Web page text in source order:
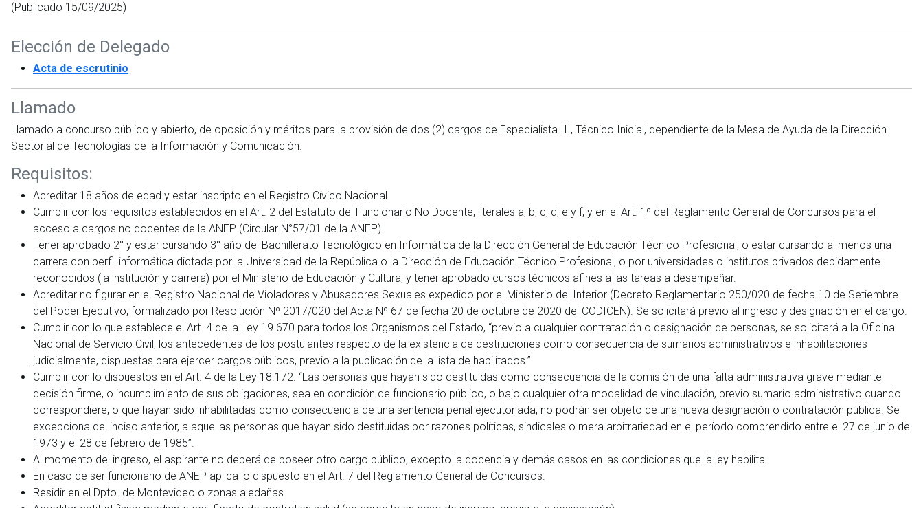
(Publicado 15/09/2025)
Elección de Delegado
Acta de escrutinio
Llamado
Llamado a concurso público y abierto, de oposición y méritos para la provisión de dos (2) cargos de Especialista III, Técnico Inicial, dependiente de la Mesa de Ayuda de la Dirección
Sectorial de Tecnologías de la Información y Comunicación.
Requisitos:
Acreditar 18 años de edad y estar inscripto en el Registro Cívico Nacional.
Cumplir con los requisitos establecidos en el Art. 2 del Estatuto del Funcionario No Docente, literales a, b, c, d, e y f, y en el Art. 1º del Reglamento General de Concursos para el
acceso a cargos no docentes de la ANEP (Circular N°57/01 de la ANEP).
Tener aprobado 2° y estar cursando 3° año del Bachillerato Tecnológico en Informática de la Dirección General de Educación Técnico Profesional; o estar cursando al menos una
carrera con perfil informática dictada por la Universidad de la República o la Dirección de Educación Técnico Profesional, o por universidades o institutos privados debidamente
reconocidos (la institución y carrera) por el Ministerio de Educación y Cultura, y tener aprobado cursos técnicos afines a las tareas a desempeñar.
Acreditar no figurar en el Registro Nacional de Violadores y Abusadores Sexuales expedido por el Ministerio del Interior (Decreto Reglamentario 250/020 de fecha 10 de Setiembre
del Poder Ejecutivo, formalizado por Resolución Nº 2017/020 del Acta Nº 67 de fecha 20 de octubre de 2020 del CODICEN). Se solicitará previo al ingreso y designación en el cargo.
Cumplir con lo que establece el Art. 4 de la Ley 19.670 para todos los Organismos del Estado, “previo a cualquier contratación o designación de personas, se solicitará a la Oficina
Nacional de Servicio Civil, los antecedentes de los postulantes respecto de la existencia de destituciones como consecuencia de sumarios administrativos e inhabilitaciones
judicialmente, dispuestas para ejercer cargos públicos, previo a la publicación de la lista de habilitados.”
Cumplir con lo dispuestos en el Art. 4 de la Ley 18.172. “Las personas que hayan sido destituidas como consecuencia de la comisión de una falta administrativa grave mediante
decisión firme, o incumplimiento de sus obligaciones, sea en condición de funcionario público, o bajo cualquier otra modalidad de vinculación, previo sumario administrativo cuando
correspondiere, o que hayan sido inhabilitadas como consecuencia de una sentencia penal ejecutoriada, no podrán ser objeto de una nueva designación o contratación pública. Se
excepciona del inciso anterior, a aquellas personas que hayan sido destituidas por razones políticas, sindicales o mera arbitrariedad en el período comprendido entre el 27 de junio de
1973 y el 28 de febrero de 1985”.
Al momento del ingreso, el aspirante no deberá de poseer otro cargo público, excepto la docencia y demás casos en las condiciones que la ley habilita.
En caso de ser funcionario de ANEP aplica lo dispuesto en el Art. 7 del Reglamento General de Concursos.
Residir en el Dpto. de Montevideo o zonas aledañas.